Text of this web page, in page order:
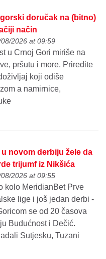
doručak na (bitno)
način
2026 at 09:59
u Crnoj Gori miriše na
pršutu i more. Priredite
koji odiše
a namirnice,
u novom derbiju žele da
trijumf iz Nikšića
2026 at 09:55
kolo MeridianBet Prve
lige i još jedan derbi -
se od 20 časova
Budućnost i Dečić.
Sutjesku, Tuzani